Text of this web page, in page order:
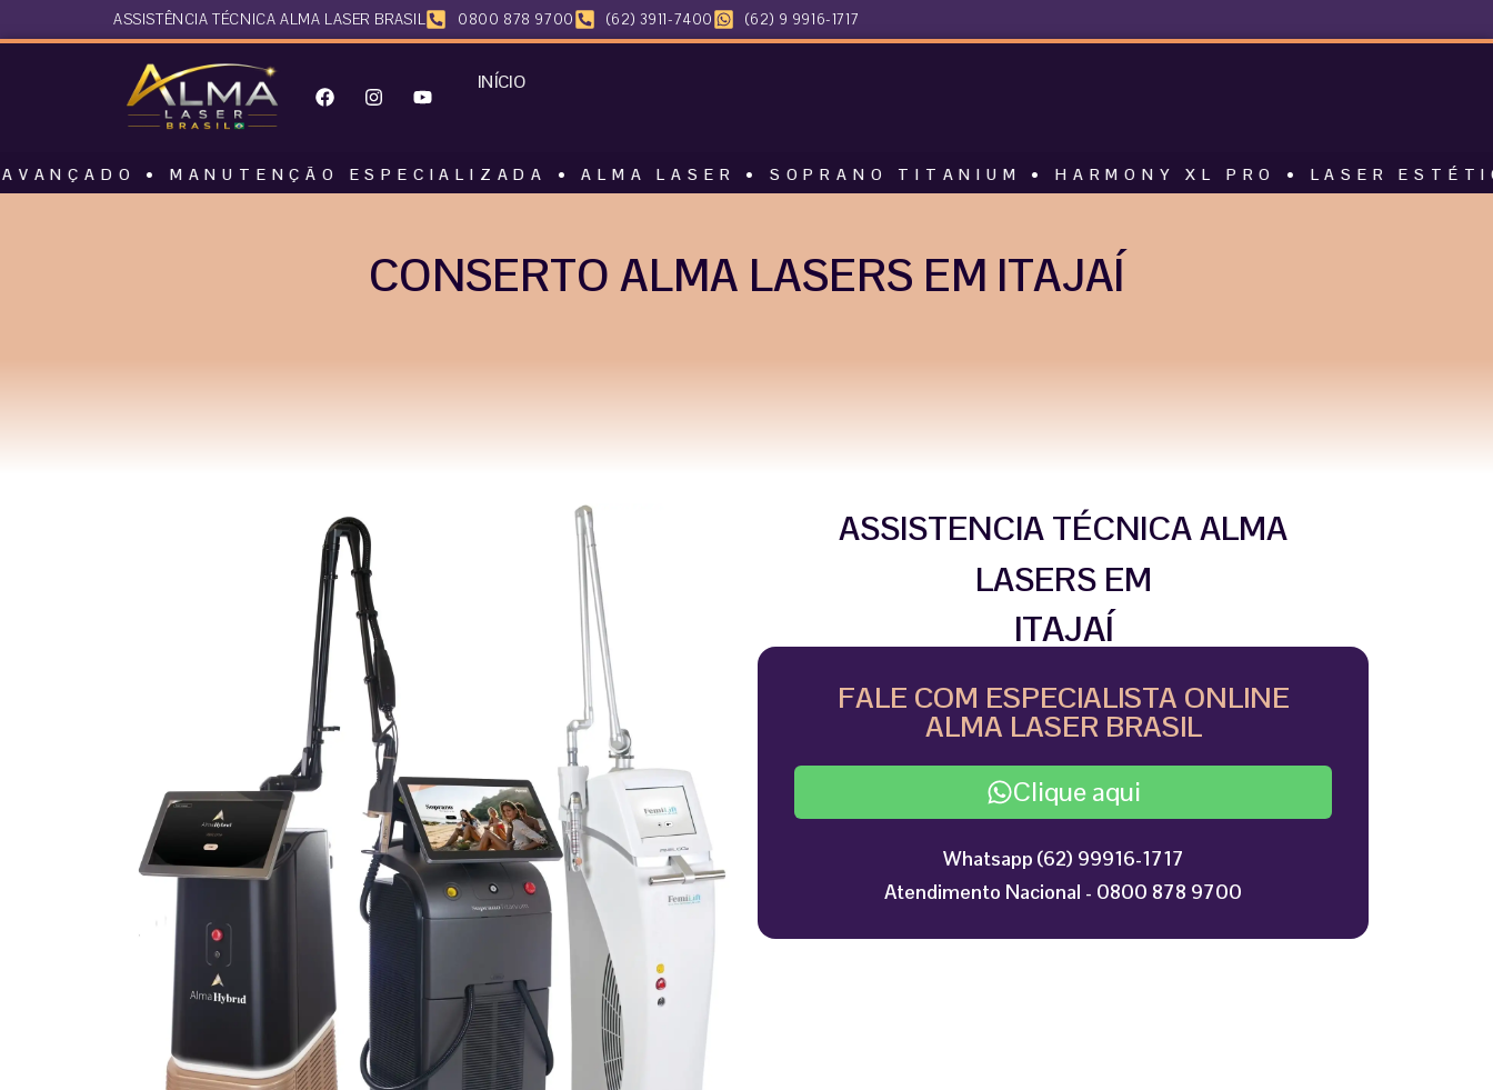
ASSISTÊNCIA TÉCNICA ALMA LASER BRASIL 0800 878 9700 (62) 3911-7400 (62) 9 9916-1717
INÍCIO
• MANUTENÇÃO ESPECIALIZADA • ALMA LASER • SOPRANO TITANIUM • HARMONY XL PRO • LASER ESTÉTICO
CONSERTO ALMA LASERS EM ITAJAÍ
ASSISTENCIA TÉCNICA ALMA
LASERS EM
ITAJAÍ
FALE COM ESPECIALISTA ONLINE
ALMA LASER BRASIL
Clique aqui
Whatsapp (62) 99916-1717
Atendimento Nacional - 0800 878 9700